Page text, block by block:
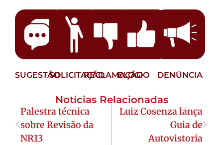
SUGESTÃOSOLICITAÇÃORECLAMAÇÃO
ELOGIO DENÚNCIA
Notícias Relacionadas
Palestra técnica
sobre Revisão da
NR13
Luiz Cosenza lança
Guia de
Autovistoria